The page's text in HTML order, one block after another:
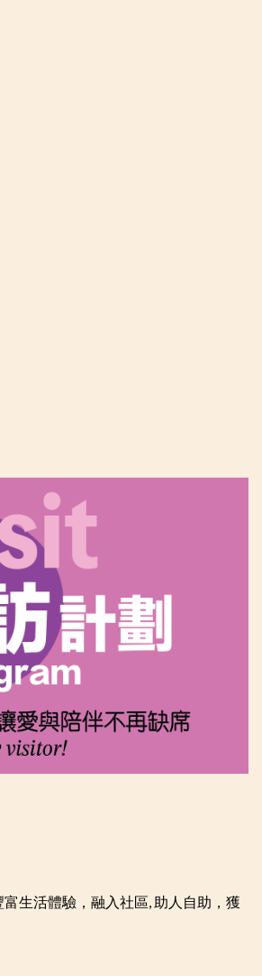
生活體驗，融入社區, 助人自助，獲